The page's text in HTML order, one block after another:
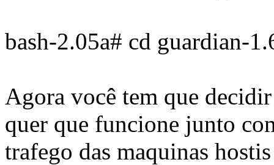
bash-2.05a# cd guardian-
Agora você tem que
quer que funcione junto
trafego das maquinas